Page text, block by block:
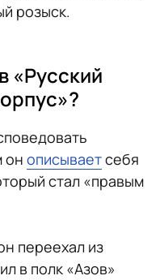
розыск.
«Русский
он описываетсебя
стал «правым
переехал из
в полк «Азов»